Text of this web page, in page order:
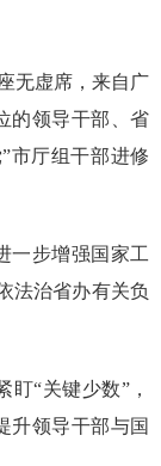
无虚席，来自广
的领导干部、省
市厅组干部进修
一步增强国家工
法治省办有关负
“关键少数”，
升领导干部与国